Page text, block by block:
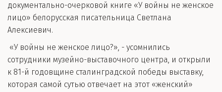
документально-очерковой книге «У войны не женское
лицо» белорусская писательница Светлана
Алексиевич.
«У войны не женское лицо?», - усомнились
сотрудники музейно-выставочного центра, и открыли
к 81-й годовщине сталинградской победы выставку,
которая самой сутью отвечает на этот «женский»